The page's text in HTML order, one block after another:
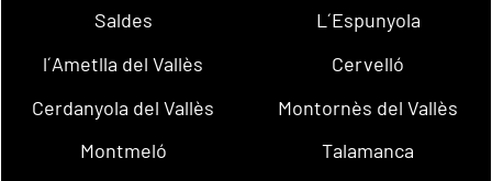
Saldes
L´Espunyola
l´Ametlla del Vallès
Cervelló
Cerdanyola del Vallès
Montornès del Vallès
Montmeló
Talamanca